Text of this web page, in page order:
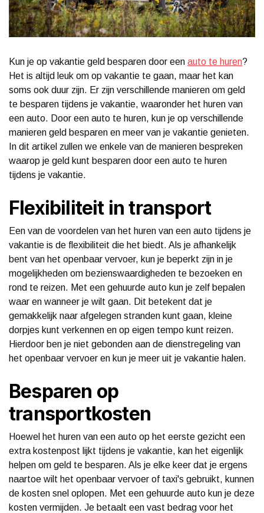
Kun je op vakantie geld besparen door een auto te huren?
Het is altijd leuk om op vakantie te gaan, maar het kan
soms ook duur zijn. Er zijn verschillende manieren om geld
te besparen tijdens je vakantie, waaronder het huren van
een auto. Door een auto te huren, kun je op verschillende
manieren geld besparen en meer van je vakantie genieten.
In dit artikel zullen we enkele van de manieren bespreken
waarop je geld kunt besparen door een auto te huren
tijdens je vakantie.
Flexibiliteit in transport
Een van de voordelen van het huren van een auto tijdens je
vakantie is de flexibiliteit die het biedt. Als je afhankelijk
bent van het openbaar vervoer, kun je beperkt zijn in je
mogelijkheden om bezienswaardigheden te bezoeken en
rond te reizen. Met een gehuurde auto kun je zelf bepalen
waar en wanneer je wilt gaan. Dit betekent dat je
gemakkelijk naar afgelegen stranden kunt gaan, kleine
dorpjes kunt verkennen en op eigen tempo kunt reizen.
Hierdoor ben je niet gebonden aan de dienstregeling van
het openbaar vervoer en kun je meer uit je vakantie halen.
Besparen op
transportkosten
Hoewel het huren van een auto op het eerste gezicht een
extra kostenpost lijkt tijdens je vakantie, kan het eigenlijk
helpen om geld te besparen. Als je elke keer dat je ergens
naartoe wilt het openbaar vervoer of taxi's gebruikt, kunnen
de kosten snel oplopen. Met een gehuurde auto kun je deze
kosten vermijden. Je betaalt een vast bedrag voor het